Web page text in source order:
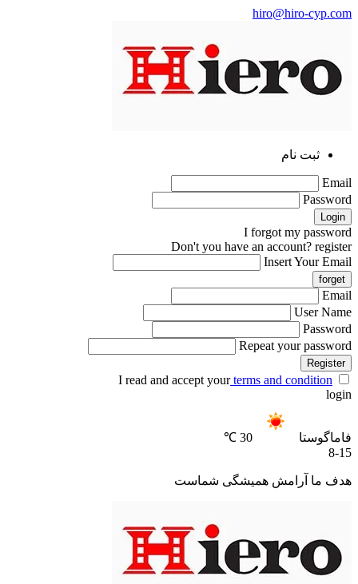
hiro@hiro-cyp.com
ثبت نام
Email
Password
I forgot my password
Don't you have an account? register
Insert Your Email
Email
User Name
Password
Repeat your password
Register
I read and accept yourterms and condition
login
فاماگوستا
30 ℃
8-15
هدف ما آرامش همیشگی شماست